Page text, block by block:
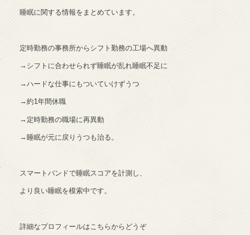
睡眠に関する情報をまとめています。
定時勤務の事務所からシフト勤務の工場へ異動
→シフトに合わせられず睡眠が乱れ睡眠不足に
→ハードな仕事にもついていけずうつ
→約1年間休職
→定時勤務の職場に再異動
→睡眠が元に戻りうつも治る。
スマートバンドで睡眠スコアを計測し、
より良い睡眠を模索中です。
詳細なプロフィールはこちらからどうぞ